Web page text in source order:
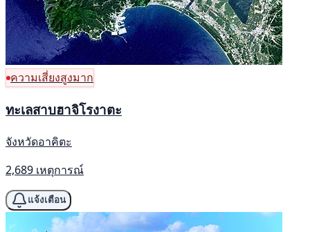
ความเสี่ยงสูงมาก
ทะเลสาบฮาจิโรงาตะ
จังหวัดอาคิตะ
2,689 เหตุการณ์
แจ้งเตือน